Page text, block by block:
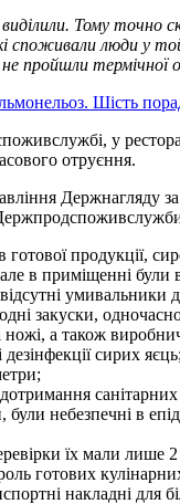
Тому
споживали люди у
не пройшли термічної
Шість
у
отруєння.
Держнагляду
продукції,
в приміщенні були
умивальники
закуски,
а також
сирих яєць;
були небезпечні в
їх мали лише 2
готових
накладні для